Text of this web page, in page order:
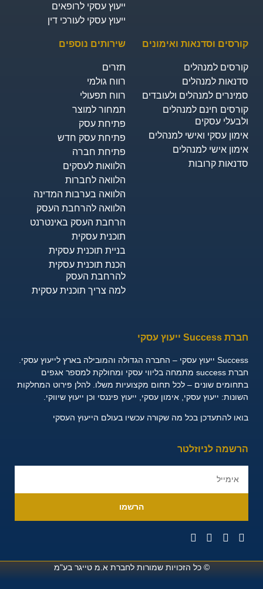
ייעוץ עסקי לרופאים
ייעוץ עסקי לעורכי דין
קורסים וסדנאות ואימונים
קורסים למנהלים
סדנאות למנהלים
סמינרים למנהלים ולעובדים
קורסים חינם למנהלים
ולבעלי עסקים
אימון עסקי ואישי למנהלים
אימון אישי למנהלים
סדנאות קרובות
שירותים נוספים
תזרים
רווח גולמי
רווח תפעולי
תמחור למוצר
פתיחת עסק
פתיחת עסק חדש
פתיחת חברה
הלוואות לעסקים​
הלוואה לחברות
הלוואה בערבות המדינה
הלוואה להרחבת העסק
הרחבת העסק באינטרנט
תוכנית עסקית
בניית תוכנית עסקית
הכנת תוכנית עסקית
להרחבת העסק
למה צריך תוכנית עסקית
חברת Success ייעוץ עסקי
Success ייעוץ עסקי – החברה הגדולה והמובילה בארץ לייעוץ עסקי.
חברת success מתמחה בליווי עסקי ומחולקת למספר אגפים
בתחומים שונים – לכל תחום מקצועיות משלו. להלן פירוט המחלקות
השונות: ייעוץ עסקי, אימון עסקי, ייעוץ פיננסי וכן ייעוץ שיווקי.
בואו להתעדכן בכל מה שקורה עכשיו בעולם הייעוץ העסקי
הרשמה לניוזלטר
הרשמו
© כל הזכויות שמורות לחברת א.מ טייגר בע"מ